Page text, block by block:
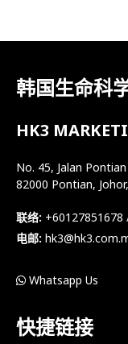
韩国生命科
HK3
No. 45, Jalan
82000 Pontian,
联络: +60127851678
电邮:
Whatsapp Us
快捷链接